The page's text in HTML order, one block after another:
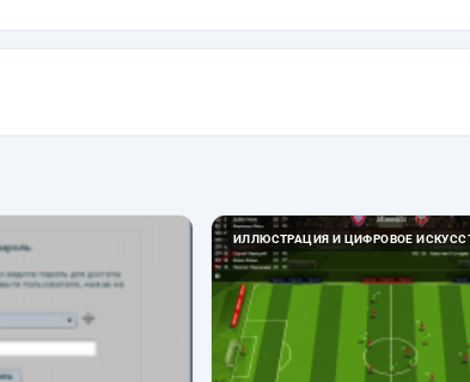
ИЛЛЮСТРАЦИЯ И ЦИФРОВОЕ